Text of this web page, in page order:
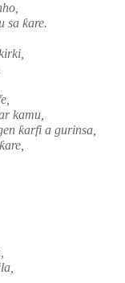
sa ƙare.
kamu,
ƙarfi a gurinsa,
ƙare,